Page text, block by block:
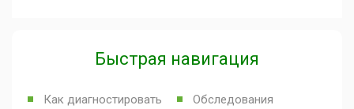
Быстрая навигация
Как диагностировать
Обследования